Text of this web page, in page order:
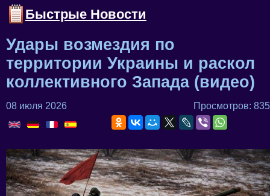
Быстрые Новости
Удары возмездия по
территории Украины и раскол
коллективного Запада (видео)
08 июля 2026 Просмотров: 835